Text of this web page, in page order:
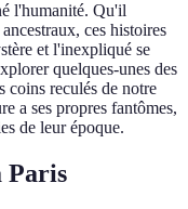
l'humanité. Qu'il
ces histoires
et l'inexpliqué se
quelques-unes des
coins reculés de notre
a ses propres fantômes,
de leur époque.
Paris